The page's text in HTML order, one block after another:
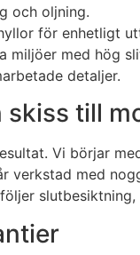
och oljning.
för enhetligt
miljöer med hög
detaljer.
skiss till
Vi börjar
verkstad med